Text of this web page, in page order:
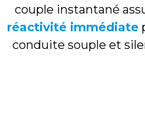
réactivité immédiate
conduite souple et